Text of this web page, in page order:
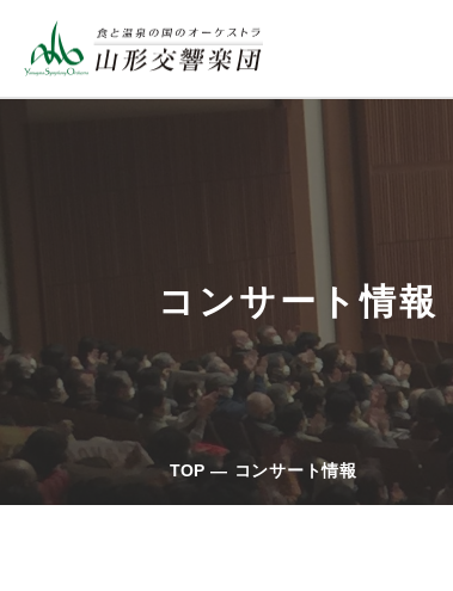
コンサート情報
TOP コンサート情報